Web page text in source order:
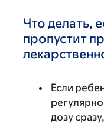
Что делать,
пропустит
Если
дозу